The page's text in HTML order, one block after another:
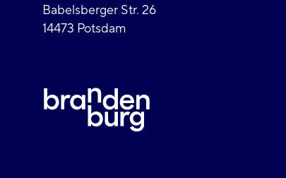
Babelsberger Str. 26
14473 Potsdam